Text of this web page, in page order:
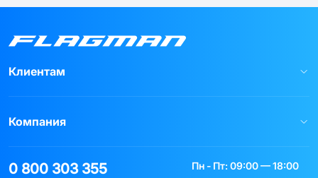
Клиентам
Компания
0 800 303 355
Пн - Пт: 09:00 — 18:00